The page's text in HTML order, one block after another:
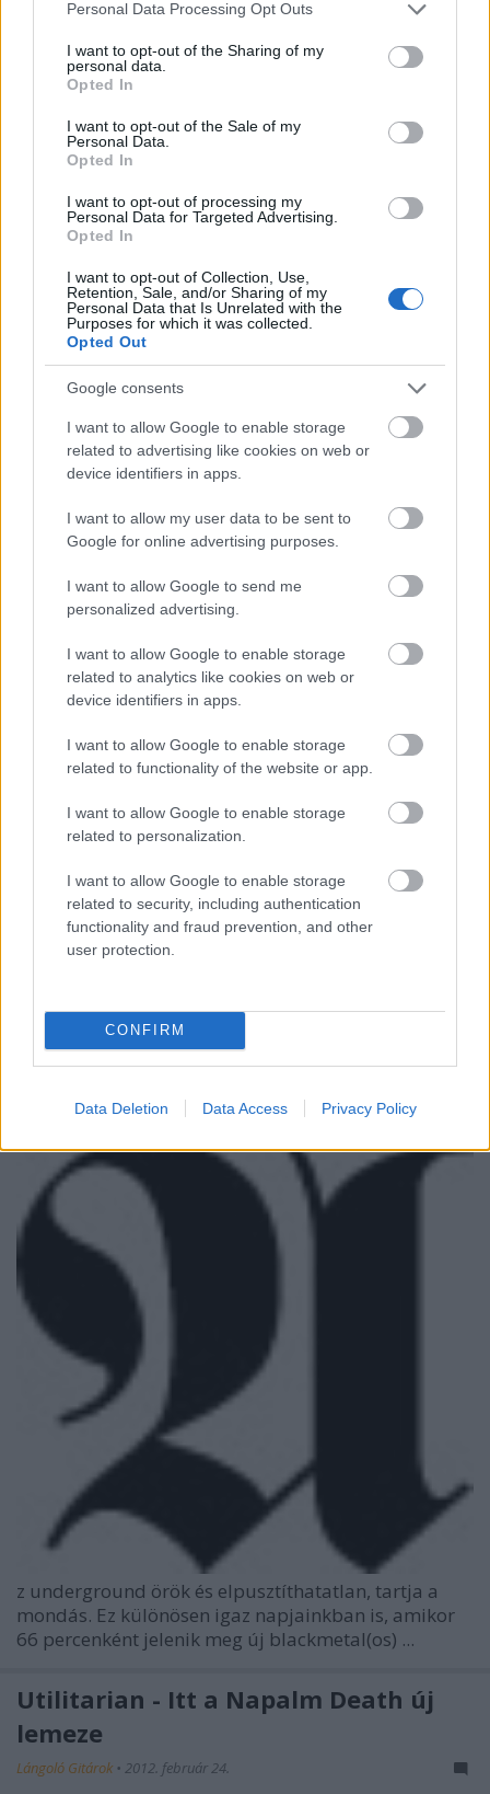
Please note that this website/app uses one or more Google
not limited to your visit or usage behaviour. You may click to
grant or deny consent to Google and its third-party tags to
use your data for below specified purposes in below Google
consent section.
Personal Data Processing Opt Outs
I want to opt-out of the Sharing of my
personal data.
Opted In
I want to opt-out of the Sale of my
Personal Data.
Opted In
I want to opt-out of processing my
Personal Data for Targeted Advertising.
Opted In
I want to opt-out of Collection, Use,
Retention, Sale, and/or Sharing of my
Personal Data that Is Unrelated with the
Purposes for which it was collected.
Opted Out
Google consents
I want to allow Google to enable storage
related to advertising like cookies on web or
device identifiers in apps.
I want to allow my user data to be sent to
Google for online advertising purposes.
I want to allow Google to send me
personalized advertising.
I want to allow Google to enable storage
related to analytics like cookies on web or
device identifiers in apps.
I want to allow Google to enable storage
related to functionality of the website or app.
I want to allow Google to enable storage
related to personalization.
I want to allow Google to enable storage
related to security, including authentication
functionality and fraud prevention, and other
user protection.
CONFIRM
Data Deletion Data Access Privacy Policy
A magyar lemezvásárlók és egy
alternatív valóság
Kovács M. Norbert•2012. február 25.
A minap fogták magukat aMAHASZilletékesei és
hírlevél formájában kipostázták a nagyvilágba a
2011-es évre vonatkozóösszesített lemezeladási ...
Lángoló Fatemplomok #1 - Benne:
Förmedvények és antitrendi mocskok
z underground örök és elpusztíthatatlan, tartja a
mondás. Ez különösen igaz napjainkban is, amikor
66 percenként jelenik meg új blackmetal(os) ...
Utilitarian - Itt a Napalm Death új
lemeze
Lángoló Gitárok • 2012. február 24.